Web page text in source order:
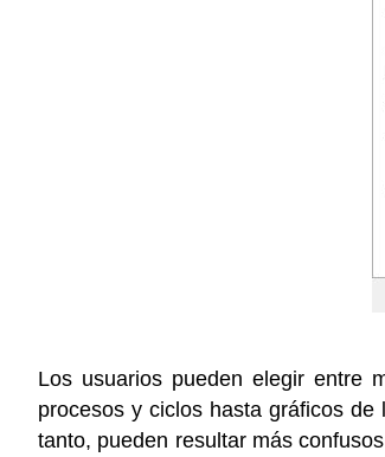
Los usuarios pueden elegir entre
procesos y ciclos hasta gráficos
tanto, pueden resultar más